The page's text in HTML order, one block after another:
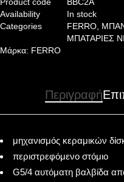
Product code
BBC2A
Availability
In stock
Categories
FERRO,
ΜΠΑΤΑΡΙΕΣ
Μάρκα: FERRO
Περιγραφή
μηχανισμός κεραμικών
περιστρεφόμενο στόμιο
G5/4 αυτόματη βαλβίδα